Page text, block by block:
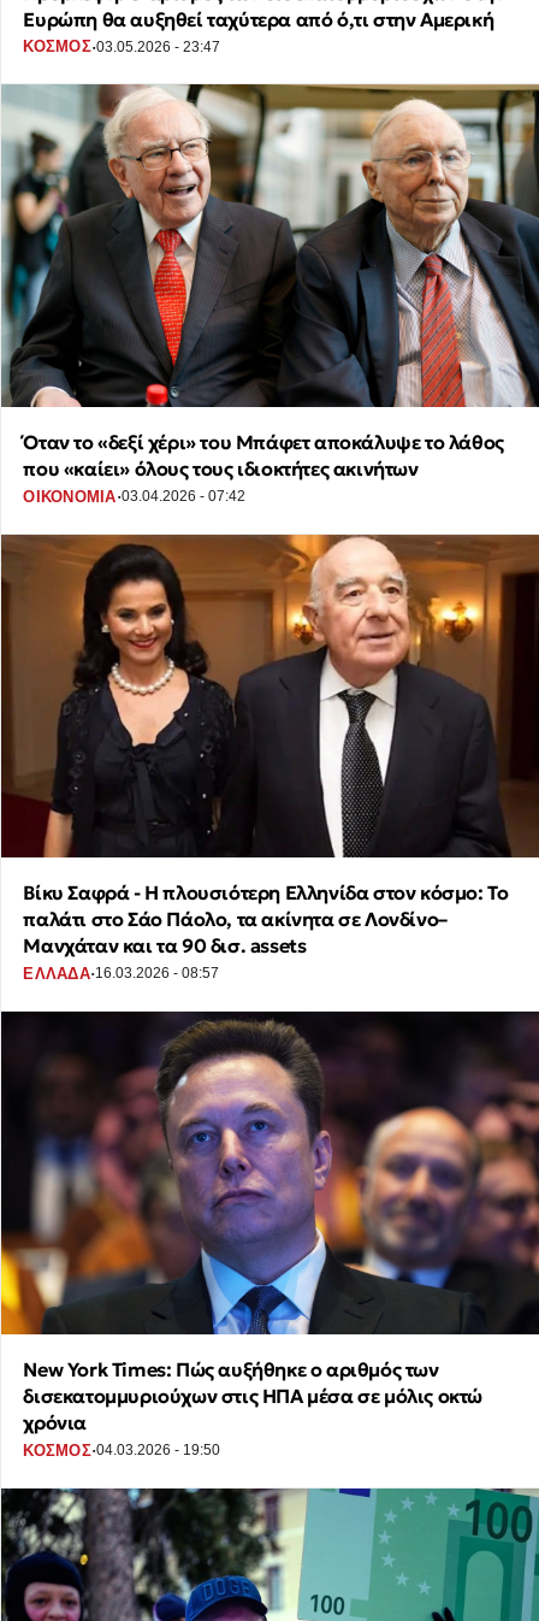
Ευρώπη θα αυξηθεί ταχύτερα από ό,τι στην Αμερική
ΚΟΣΜΟΣ·03.05.2026 - 23:47
Όταν το «δεξί χέρι» του Μπάφετ αποκάλυψε το λάθος
που «καίει» όλους τους ιδιοκτήτες ακινήτων
ΟΙΚΟΝΟΜΙΑ·03.04.2026 - 07:42
Βίκυ Σαφρά - Η πλουσιότερη Ελληνίδα στον κόσμο: Το
παλάτι στο Σάο Πάολο, τα ακίνητα σε Λονδίνο–
Μανχάταν και τα 90 δισ. assets
ΕΛΛΑΔΑ·16.03.2026 - 08:57
New York Times: Πώς αυξήθηκε ο αριθμός των
δισεκατομμυριούχων στις ΗΠΑ μέσα σε μόλις οκτώ
χρόνια
ΚΟΣΜΟΣ·04.03.2026 - 19:50